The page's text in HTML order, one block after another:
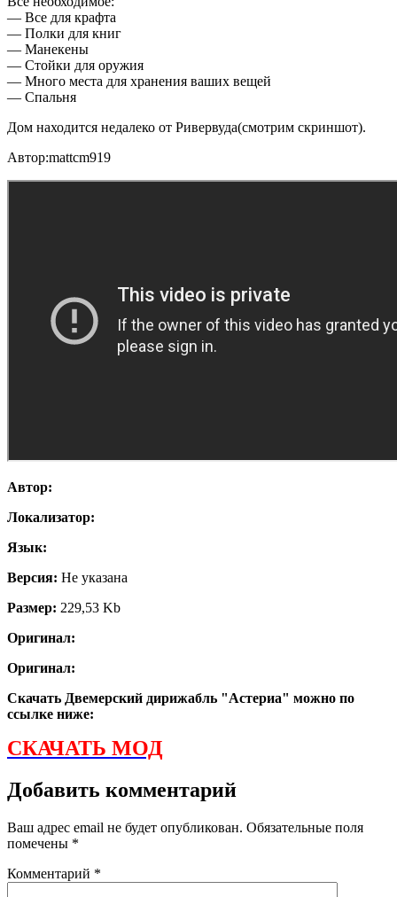
— Все для крафта
— Полки для книг
— Манекены
— Стойки для оружия
— Много места для хранения ваших вещей
— Спальня
Дом находится недалеко от Ривервуда(смотрим скриншот).
Автор:mattcm919
Автор:
Локализатор:
Язык:
Версия: Не указана
Размер: 229,53 Kb
Оригинал:
Оригинал:
Скачать Двемерский дирижабль "Астериа" можно по
ссылке ниже:
СКАЧАТЬ МОД
Добавить комментарий
Ваш адрес email не будет опубликован. Обязательные поля
помечены *
Комментарий *